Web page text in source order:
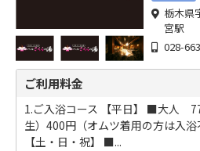
栃木県
宮駅
028-
ご利用料金
1.ご入浴コース 【平日】 ■大人
生）400円（オムツ着用の方は入
【土・日・祝】 ■...